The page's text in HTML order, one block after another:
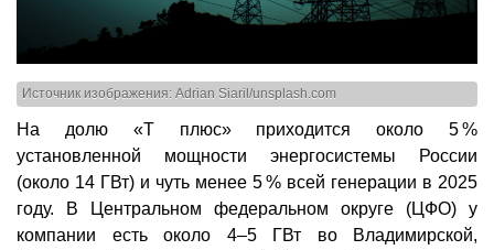
Источник изображения: Adrian Siaril/unsplash.com
На долю «Т плюс» приходится около 5 %
установленной мощности энергосистемы России
(около 14 ГВт) и чуть менее 5 % всей генерации в 2025
году. В Центральном федеральном округе (ЦФО) у
компании есть около 4–5 ГВт во Владимирской,